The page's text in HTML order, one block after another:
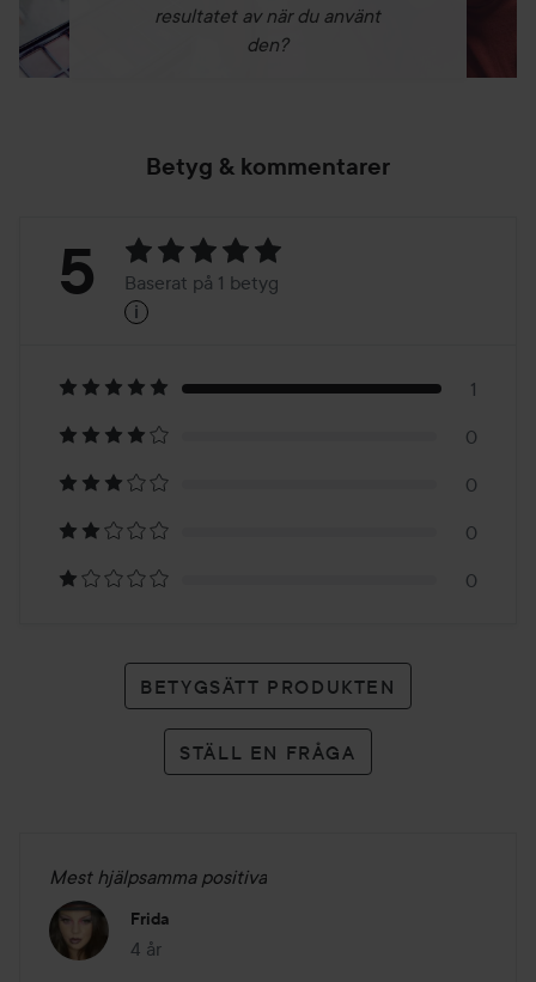
resultatet av när du använt
den?
Betyg & kommentarer
Betyg:
Baserat
på
1
betyg
5 Baserat på 1 betyg
i
1
0
0
0
0
BETYGSÄTT PRODUKTEN
STÄLL EN FRÅGA
Mest hjälpsamma positiva
Frida
4 år
Inlägget skapades 4 år